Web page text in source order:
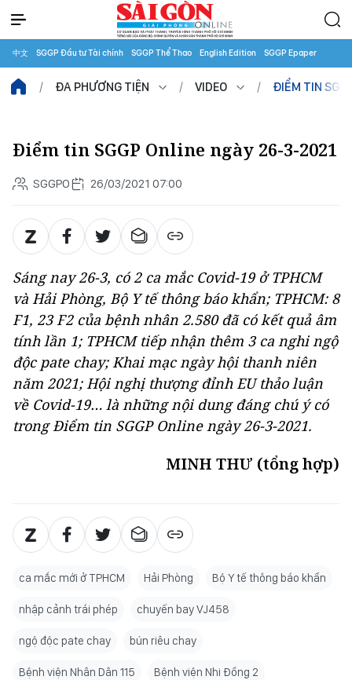
中文 SGGP Đầu tư Tài chính SGGP Thể Thao English Edition SGGP Epaper
ĐA PHƯƠNG TIỆN VIDEO ĐIỂM TIN
Điểm tin SGGP Online ngày 26-3-2021
SGGPO 26/03/2021 07:00
Sáng nay 26-3, có 2 ca mắc Covid-19 ở TPHCM
và Hải Phòng, Bộ Y tế thông báo khẩn; TPHCM: 8
F1, 23 F2 của bệnh nhân 2.580 đã có kết quả âm
tính lần 1; TPHCM tiếp nhận thêm 3 ca nghi ngộ
độc pate chay; Khai mạc ngày hội thanh niên
năm 2021; Hội nghị thượng đỉnh EU thảo luận
về Covid-19… là những nội dung đáng chú ý có
trong Điểm tin SGGP Online ngày 26-3-2021.
MINH THƯ (tổng hợp)
ca mắc mới ở TPHCM Hải Phòng Bộ Y tế thông báo khẩn
nhập cảnh trái phép chuyến bay VJ458
ngộ độc pate chay bún riêu chay
Bệnh viện Nhân Dân 115 Bệnh viện Nhi Đồng 2